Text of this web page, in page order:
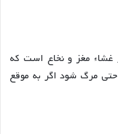
غشاء مغز و نخاع است که
مرگ شود اگر به موقع